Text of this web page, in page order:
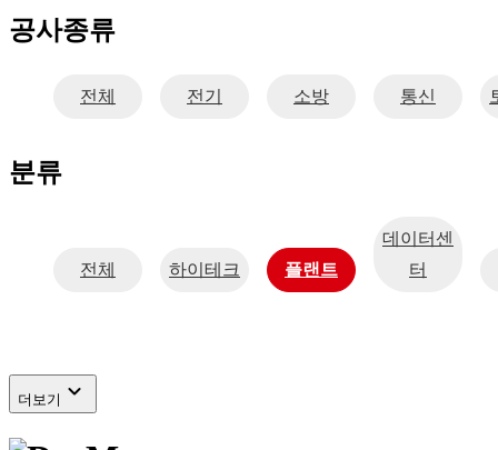
공사종류
전체 전기 소방 통신
분류
전체 하이테크 플랜트
데이터센
터
더보기 expand_more